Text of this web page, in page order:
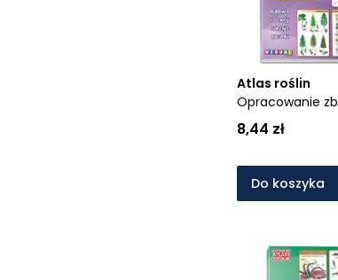
Atlas roślin
Opracowanie
8,44 zł
Do koszyka